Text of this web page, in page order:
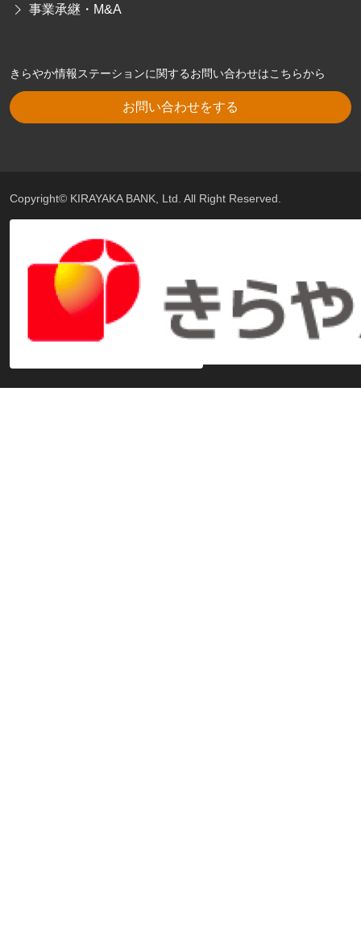
事業承継・M&A
きらやか情報ステーションに関するお問い合わせはこちらから
お問い合わせをする
Copyright© KIRAYAKA BANK, Ltd. All Right Reserved.